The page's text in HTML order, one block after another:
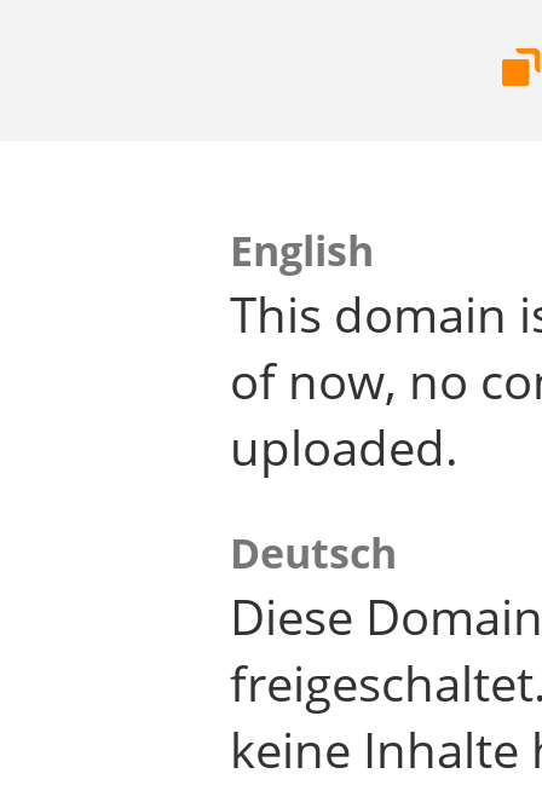
English
This domain
of now, no
uploaded.
Deutsch
Diese
keine Inhalte